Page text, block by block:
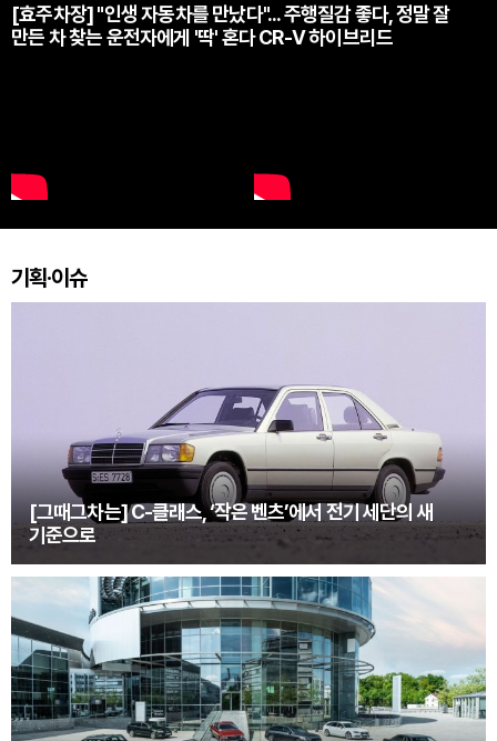
[효주차장] "인생 자동차를 만났다"... 주행질감 좋다, 정말 잘
만든 차 찾는 운전자에게 '딱' 혼다 CR-V 하이브리드
기획·이슈
[그때그차는] C-클래스, ‘작은 벤츠’에서 전기 세단의 새
기준으로